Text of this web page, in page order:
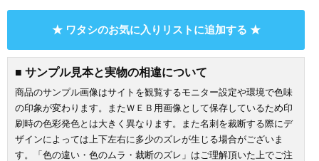
★ ワタシのお気に入りリストに追加する ★
■ サンプル見本と実物の相違について
商品のサンプル画像はサイトを観覧するモニター設定や環境で色味
の印象が変わります。またＷＥＢ用画像として保存しているため印
刷時の色彩発色とは大きく異なります。また名刺を裁断する際にデ
ザインによっては上下左右に多少のズレが生じる場合がございま
す。「色の違い・色のムラ・裁断のズレ」はご理解頂いた上でご注